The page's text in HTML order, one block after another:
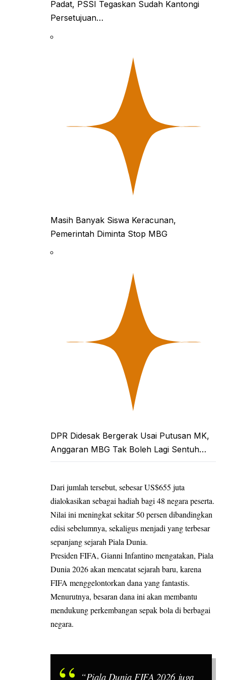
Padat, PSSI Tegaskan Sudah Kantongi
Persetujuan…
Masih Banyak Siswa Keracunan,
Pemerintah Diminta Stop MBG
DPR Didesak Bergerak Usai Putusan MK,
Anggaran MBG Tak Boleh Lagi Sentuh…
Dari jumlah tersebut, sebesar US$655 juta
dialokasikan sebagai hadiah bagi 48 negara peserta.
Nilai ini meningkat sekitar 50 persen dibandingkan
edisi sebelumnya, sekaligus menjadi yang terbesar
sepanjang sejarah Piala Dunia.
Presiden FIFA, Gianni Infantino mengatakan, Piala
Dunia 2026 akan mencatat sejarah baru, karena
FIFA menggelontorkan dana yang fantastis.
Menurutnya, besaran dana ini akan membantu
mendukung perkembangan sepak bola di berbagai
negara.
“Piala Dunia FIFA 2026 juga